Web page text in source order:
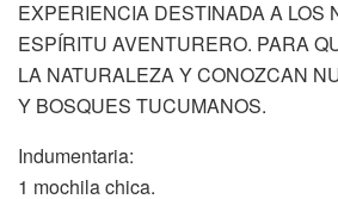
EXPERIENCIA DESTINADA A LOS
ESPÍRITU AVENTURERO. PARA
LA NATURALEZA Y CONOZCAN
Y BOSQUES TUCUMANOS.
Indumentaria:
1 mochila chica.